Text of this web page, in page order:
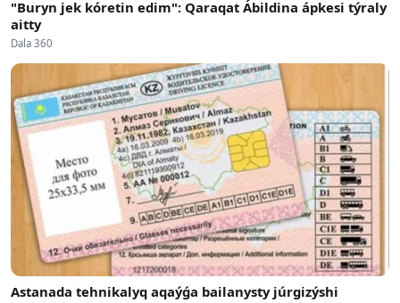
"Buryn jek kóretin edim": Qaraqat Ábildina ápkesi týraly
aitty
Dala 360
Astanada tehnikalyq aqaýǵa bailanysty júrgizýshi